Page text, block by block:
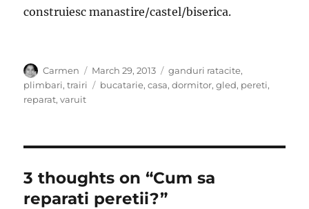
construiesc manastire/castel/biserica.
Author
Carmen
Posted
on
March 29, 2013 Categories
ganduri ratacite,
plimbari,trairi Tags
bucatarie,casa,dormitor,gled, pereti,
reparat,varuit
3 thoughts on “Cum sa
reparati peretii?”